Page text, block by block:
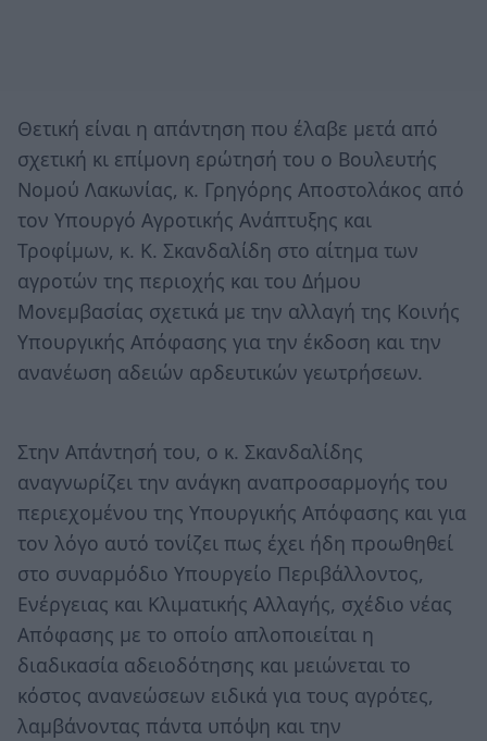
Θετική είναι η απάντηση που έλαβε μετά από
σχετική κι επίμονη ερώτησή του ο Βουλευτής
Νομού Λακωνίας, κ. Γρηγόρης Αποστολάκος από
τον Υπουργό Αγροτικής Ανάπτυξης και
Τροφίμων, κ. Κ. Σκανδαλίδη στο αίτημα των
αγροτών της περιοχής και του Δήμου
Μονεμβασίας σχετικά με την αλλαγή της Κοινής
Υπουργικής Απόφασης για την έκδοση και την
ανανέωση αδειών αρδευτικών γεωτρήσεων.
Στην Απάντησή του, ο κ. Σκανδαλίδης
αναγνωρίζει την ανάγκη αναπροσαρμογής του
περιεχομένου της Υπουργικής Απόφασης και για
τον λόγο αυτό τονίζει πως έχει ήδη προωθηθεί
στο συναρμόδιο Υπουργείο Περιβάλλοντος,
Ενέργειας και Κλιματικής Αλλαγής, σχέδιο νέας
Απόφασης με το οποίο απλοποιείται η
διαδικασία αδειοδότησης και μειώνεται το
κόστος ανανεώσεων ειδικά για τους αγρότες,
λαμβάνοντας πάντα υπόψη και την